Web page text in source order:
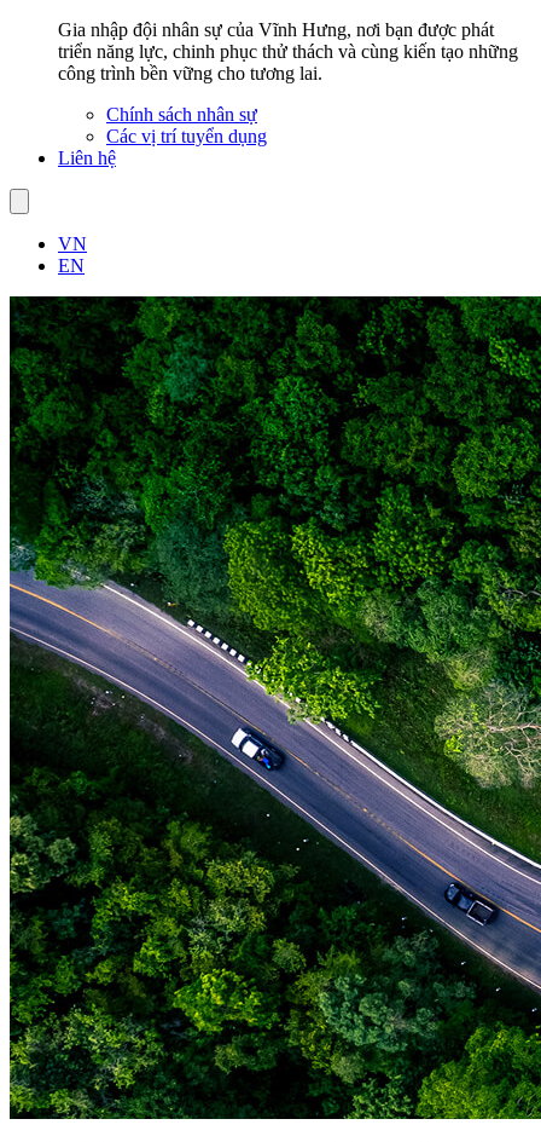
Gia nhập đội nhân sự của Vĩnh Hưng, nơi bạn được phát
triển năng lực, chinh phục thử thách và cùng kiến tạo những
công trình bền vững cho tương lai.
Chính sách nhân sự
Các vị trí tuyển dụng
Liên hệ
VN
EN